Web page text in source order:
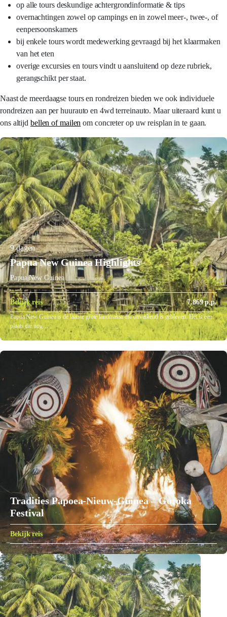
op alle tours deskundige achtergrondinformatie & tips
overnachtingen zowel op campings en in zowel meer-, twee-, of
eenpersoonskamers
bij enkele tours wordt medewerking gevraagd bij het klaarmaken
van het eten
overige excursies en tours vindt u aansluitend op deze rubriek,
gerangschikt per staat.
Naast de meerdaagse tours en rondreizen bieden we ook individuele
rondreizen aan per huurauto en 4wd terreinauto. Maar uiteraard kunt u
ons altijd bellen of mailen om concreter op uw reisplan in te gaan.
9 dagen
Papua New Guinea Highlights
Papua New Guinea
Bekijk reis 7.869 p.p.
Papua New Guinea is de laatste grote landmassa die onverkend is gebleven. Het is een
plaats die nog…
Tradities Papoea-Nieuw-Guinea – Goroka
Festival
Bekijk reis